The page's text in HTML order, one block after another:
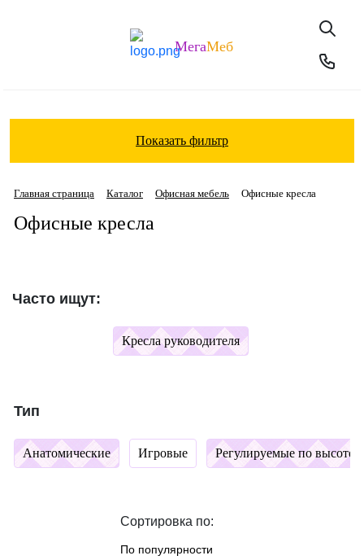
МегаМеб
Показать фильтр
Главная страница Каталог Офисная мебель Офисные кресла
Офисные кресла
Часто ищут:
Кресла руководителя
Тип
Анатомические Игровые Регулируемые по высоте
Сортировка по:
По популярности